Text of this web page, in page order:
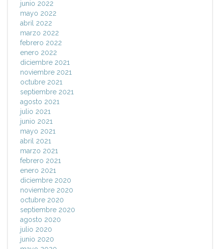
junio 2022
mayo 2022
abril 2022
marzo 2022
febrero 2022
enero 2022
diciembre 2021
noviembre 2021
octubre 2021
septiembre 2021
agosto 2021
julio 2021
junio 2021
mayo 2021
abril 2021
marzo 2021
febrero 2021
enero 2021
diciembre 2020
noviembre 2020
octubre 2020
septiembre 2020
agosto 2020
julio 2020
junio 2020